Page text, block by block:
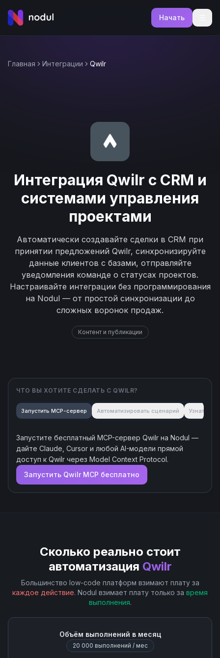
Начать
Главная Интеграции Qwilr
Интеграция Qwilr с CRM и
системами управления
проектами
Автоматически создавайте сделки в CRM при
принятии предложений Qwilr, синхронизируйте
данные клиентов с базами, отправляйте
уведомления команде о статусах проектов.
Настраивайте интеграции без программирования
на Nodul — от простой синхронизации до
сложных воронок продаж.
Контент и публикации
ЧТО ВЫ ХОТИТЕ СДЕЛАТЬ С QWILR?
Запустить MCP-сервер Автоматизировать сценарий Узнать об
Запустите бесплатный MCP-сервер Qwilr на Nodul —
дайте Claude, Cursor и любой AI-модели прямой
доступ к Qwilr через Model Context Protocol.
Запустить Qwilr MCP бесплатно
Сколько реально стоит
автоматизация Qwilr
Большинство low-code платформ взимают плату за
каждое действие. Nodul взимает плату только за время
выполнения.
Объём выполнений в месяц
20 000 выполнений / мес